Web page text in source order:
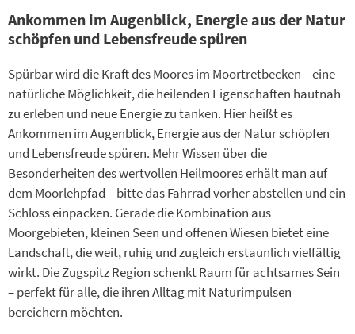
Ankommen im Augenblick, Energie aus der Natur
schöpfen und Lebensfreude spüren
Spürbar wird die Kraft des Moores im Moortretbecken – eine
natürliche Möglichkeit, die heilenden Eigenschaften hautnah
zu erleben und neue Energie zu tanken. Hier heißt es
Ankommen im Augenblick, Energie aus der Natur schöpfen
und Lebensfreude spüren. Mehr Wissen über die
Besonderheiten des wertvollen Heilmoores erhält man auf
dem Moorlehpfad – bitte das Fahrrad vorher abstellen und ein
Schloss einpacken. Gerade die Kombination aus
Moorgebieten, kleinen Seen und offenen Wiesen bietet eine
Landschaft, die weit, ruhig und zugleich erstaunlich vielfältig
wirkt. Die Zugspitz Region schenkt Raum für achtsames Sein
– perfekt für alle, die ihren Alltag mit Naturimpulsen
bereichern möchten.